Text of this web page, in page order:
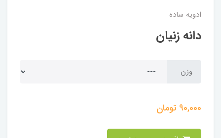
ادویه ساده
دانه زنیان
وزن
90,000 تومان